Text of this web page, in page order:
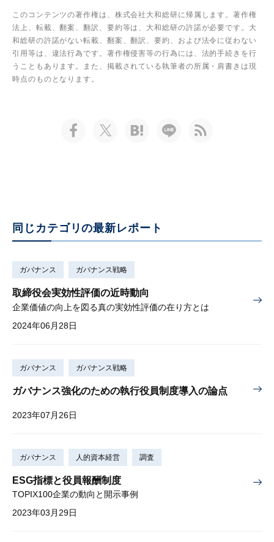
このコンテンツの著作権は、株式会社大和総研に帰属します。著作権
法上、転載、翻案、翻訳、要約等は、大和総研の許諾が必要です。大
和総研の許諾がない転載、翻案、翻訳、要約、および法令に従わない
引用等は、違法行為です。著作権侵害等の行為には、法的手続きを行
うこともあります。また、掲載されている執筆者の所属・肩書きは現
時点のものとなります。
同じカテゴリの最新レポート
ガバナンス ガバナンス戦略
取締役会実効性評価の近時動向
企業価値の向上を図る真の実効性評価の在り方とは
2024年06月28日
ガバナンス ガバナンス戦略
ガバナンス強化のための執行役員制度導入の論点
2023年07月26日
ガバナンス 人的資本経営 調査
ESG指標と役員報酬制度
TOPIX100企業の動向と開示事例
2023年03月29日